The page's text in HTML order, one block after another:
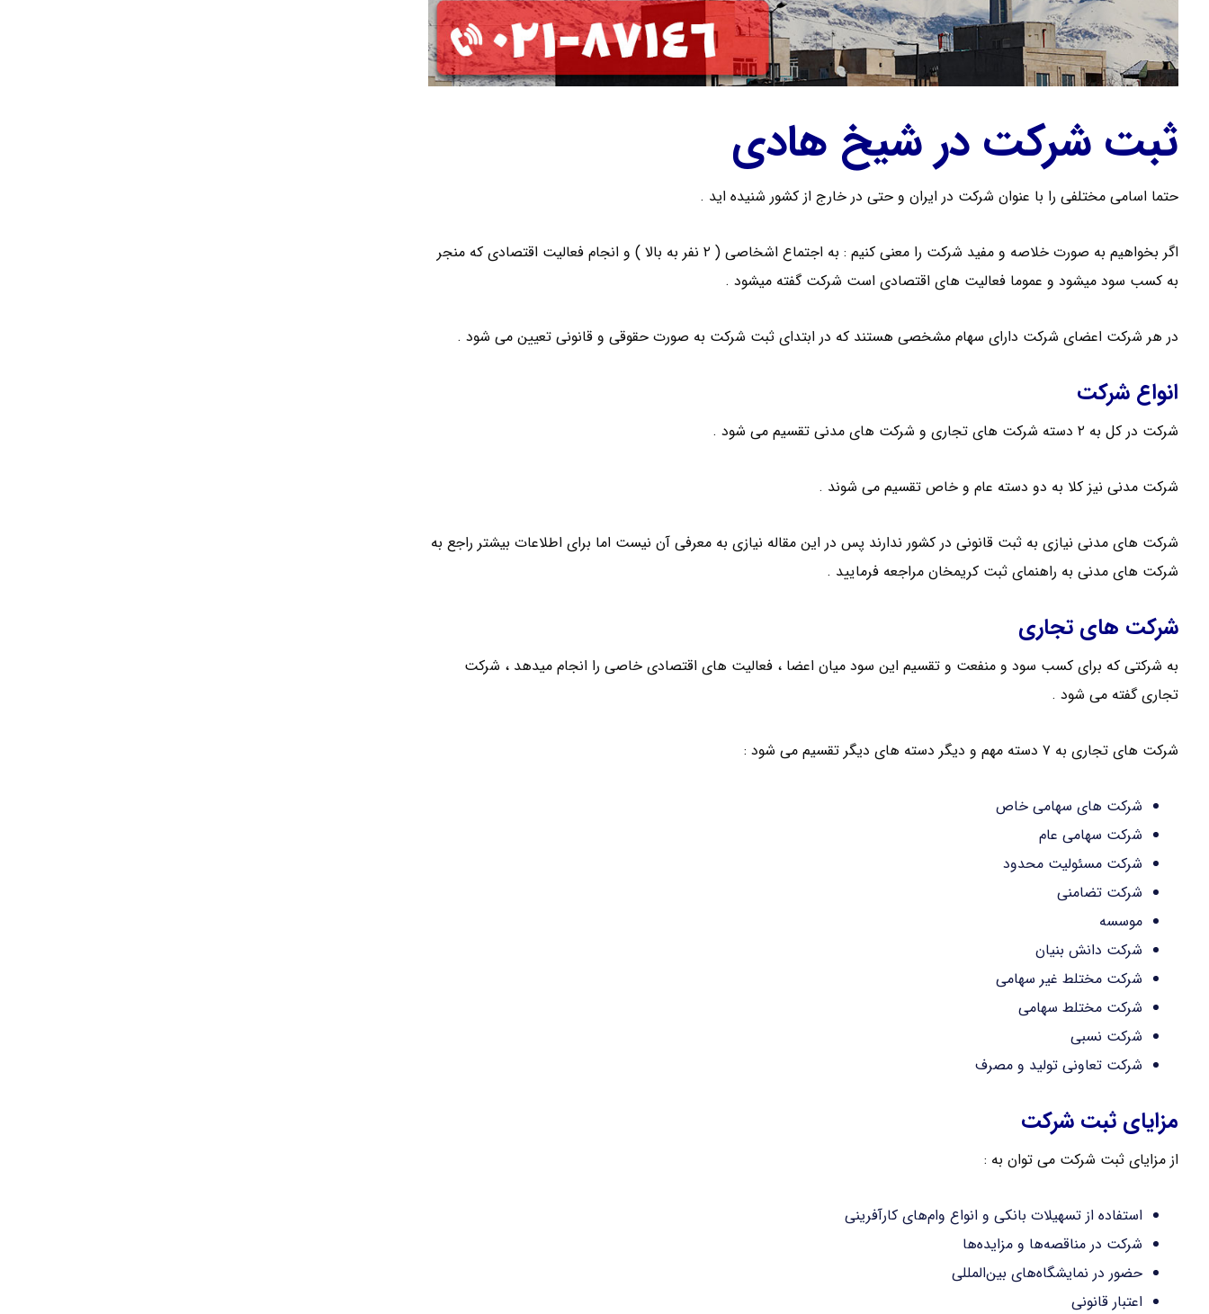
ثبت شرکت در شیخ هادی
حتما اسامی مختلفی را با عنوان شرکت در ایران و حتی در خارج از کشور شنیده اید .
اگر بخواهیم به صورت خلاصه و مفید شرکت را معنی کنیم : به اجتماع اشخاصی ( ۲ نفر به بالا ) و انجام فعالیت اقتصادی که منجر
به کسب سود میشود و عموما فعالیت های اقتصادی است شرکت گفته میشود .
در هر شرکت اعضای شرکت دارای سهام مشخصی هستند که در ابتدای ثبت شرکت به صورت حقوقی و قانونی تعیین می شود .
انواع شرکت
شرکت در کل به ۲ دسته شرکت های تجاری و شرکت های مدنی تقسیم می شود .
شرکت مدنی نیز کلا به دو دسته عام و خاص تقسیم می شوند .
شرکت های مدنی نیازی به ثبت قانونی در کشور ندارند پس در این مقاله نیازی به معرفی آن نیست اما برای اطلاعات بیشتر راجع به
شرکت های مدنی به راهنمای ثبت کریمخان مراجعه فرمایید .
شرکت های تجاری
به شرکتی که برای کسب سود و منفعت و تقسیم این سود میان اعضا ، فعالیت های اقتصادی خاصی را انجام میدهد ، شرکت
تجاری گفته می شود .
شرکت های تجاری به ۷ دسته مهم و دیگر دسته های دیگر تقسیم می شود :
شرکت های سهامی خاص
شرکت سهامی عام
شرکت مسئولیت محدود
شرکت تضامنی
موسسه
شرکت دانش بنیان
شرکت مختلط غیر سهامی
شرکت مختلط سهامی
شرکت نسبی
شرکت تعاونی تولید و مصرف
مزایای ثبت شرکت
از مزایای ثبت شرکت می توان به :
استفاده از تسهیلات بانکی و انواع وام‌های کارآفرینی
شرکت در مناقصه‌ها و مزایده‌ها
حضور در نمایشگاه‌های بین‌المللی
اعتبار قانونی